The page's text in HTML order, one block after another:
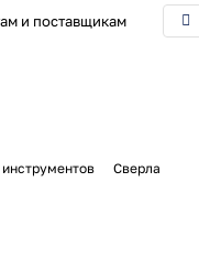
и поставщикам
Сверла